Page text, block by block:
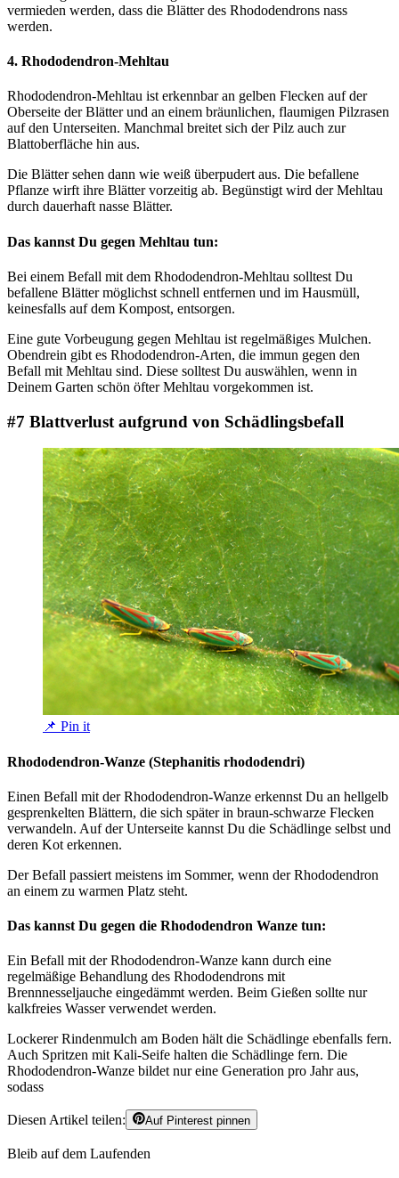
vermieden werden, dass die Blätter des Rhododendrons nass
werden.
4. Rhododendron-Mehltau
Rhododendron-Mehltau ist erkennbar an gelben Flecken auf der
Oberseite der Blätter und an einem bräunlichen, flaumigen Pilzrasen
auf den Unterseiten. Manchmal breitet sich der Pilz auch zur
Blattoberfläche hin aus.
Die Blätter sehen dann wie weiß überpudert aus. Die befallene
Pflanze wirft ihre Blätter vorzeitig ab. Begünstigt wird der Mehltau
durch dauerhaft nasse Blätter.
Das kannst Du gegen Mehltau tun:
Bei einem Befall mit dem Rhododendron-Mehltau solltest Du
befallene Blätter möglichst schnell entfernen und im Hausmüll,
keinesfalls auf dem Kompost, entsorgen.
Eine gute Vorbeugung gegen Mehltau ist regelmäßiges Mulchen.
Obendrein gibt es Rhododendron-Arten, die immun gegen den
Befall mit Mehltau sind. Diese solltest Du auswählen, wenn in
Deinem Garten schön öfter Mehltau vorgekommen ist.
#7 Blattverlust aufgrund von Schädlingsbefall
📌 Pin it
Rhododendron-Wanze (Stephanitis rhododendri)
Einen Befall mit der Rhododendron-Wanze erkennst Du an hellgelb
gesprenkelten Blättern, die sich später in braun-schwarze Flecken
verwandeln. Auf der Unterseite kannst Du die Schädlinge selbst und
deren Kot erkennen.
Der Befall passiert meistens im Sommer, wenn der Rhododendron
an einem zu warmen Platz steht.
Das kannst Du gegen die Rhododendron Wanze tun:
Ein Befall mit der Rhododendron-Wanze kann durch eine
regelmäßige Behandlung des Rhododendrons mit
Brennnesseljauche eingedämmt werden. Beim Gießen sollte nur
kalkfreies Wasser verwendet werden.
Lockerer Rindenmulch am Boden hält die Schädlinge ebenfalls fern.
Auch Spritzen mit Kali-Seife halten die Schädlinge fern. Die
Rhododendron-Wanze bildet nur eine Generation pro Jahr aus,
sodass
Diesen Artikel teilen: Auf Pinterest pinnen
Bleib auf dem Laufenden